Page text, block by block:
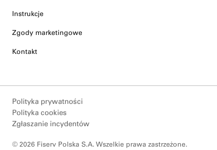
Instrukcje
Zgody marketingowe
Kontakt
Polityka prywatności
Polityka cookies
Zgłaszanie incydentów
© 2026 Fiserv Polska S.A. Wszelkie prawa zastrzeżone.